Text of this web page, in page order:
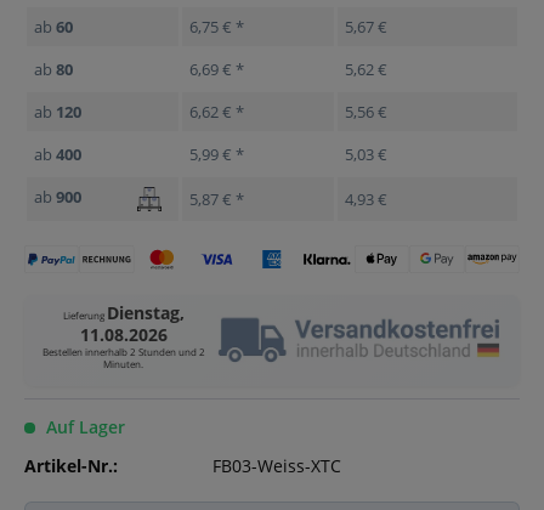
ab 60 6,75 € *
5,67 €
ab 80 6,69 € *
5,62 €
ab 120 6,62 € *
5,56 €
ab 400 5,99 € *
5,03 €
ab 900 5,87 € * 4,93 €
Lieferung Dienstag,
11.08.2026
Bestellen innerhalb 2 Stunden und 2
Minuten
Auf Lager
Artikel-Nr.:
FB03-Weiss-XTC